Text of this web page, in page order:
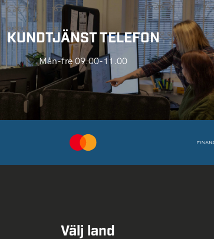
KUNDTJÄNST TELEFON
Mån-fre 09.00-11.00
Välj land